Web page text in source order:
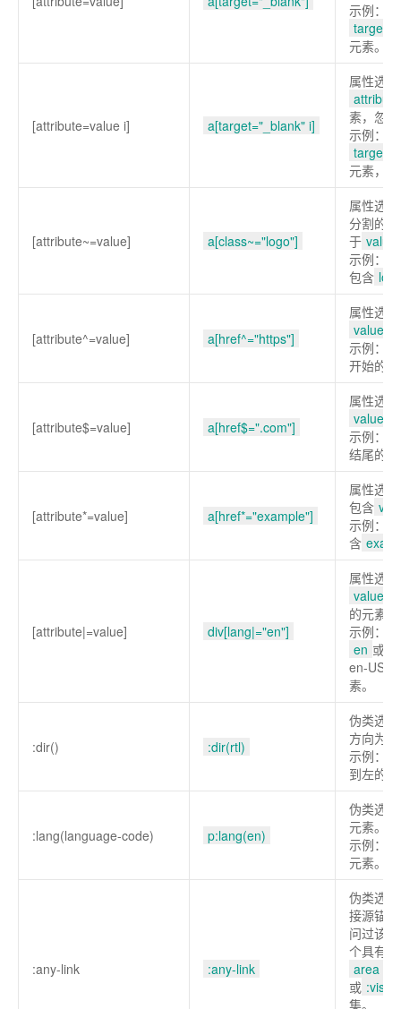
示例：
元素。
[attribute=value i] a[target="_blank" i]
属性选
attribute
素，忽
示例：
元素，
[attribute~=value] a[class~="logo"]
属性选
分割的
于 value
示例：
包含
[attribute^=value] a[href^="https"]
属性选
value
示例：
开始的
[attribute$=value] a[href$=".com"]
属性选
value
示例：
结尾的
[attribute*=value] a[href*="example"]
属性选
包含
示例：
含
[attribute|=value] div[lang|="en"]
属性选
value
的元素。
示例：
en 或者
en-
素。
:dir() :dir(rtl)
伪类选
方向为
示例：
到左的
:lang(language-code) p:lang(en)
伪类选
元素。
示例：
元素。
:any-link :any-link
伪类选
接源锚
问过该
个具有
area
或
集。